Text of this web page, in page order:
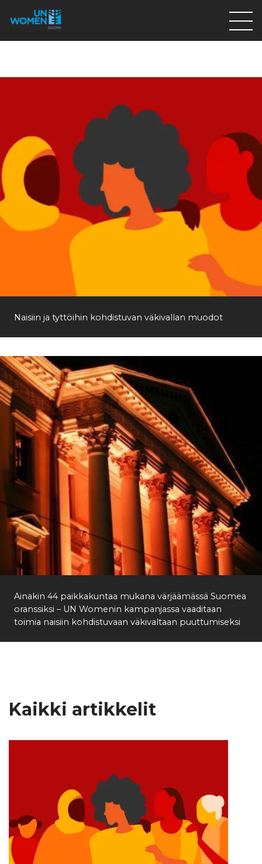
Osallistu
Tietoa meistä
På Svenska
Valikon rivi
Lahjoita
Etsi
Naisiin ja tyttöihin kohdistuvan väkivallan muodot
Ainakin 44 paikkakuntaa mukana värjäämässä Suomea
oranssiksi – UN Womenin kampanjassa vaaditaan
toimia naisiin kohdistuvaan väkivaltaan puuttumiseksi
Kaikki artikkelit